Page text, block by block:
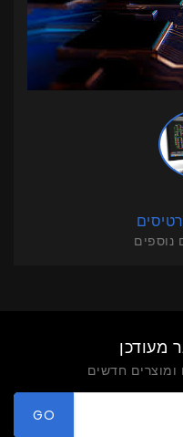
נוספים
מעודכן
חדשים
GO